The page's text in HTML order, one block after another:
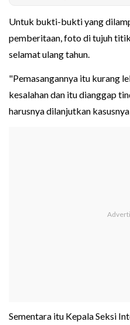
Untuk bukti-bukti yang
pemberitaan, foto di tujuh
selamat ulang tahun.
"Pemasangannya itu kurang
kesalahan dan itu dianggap
harusnya dilanjutkan
Sementara itu Kepala Seksi